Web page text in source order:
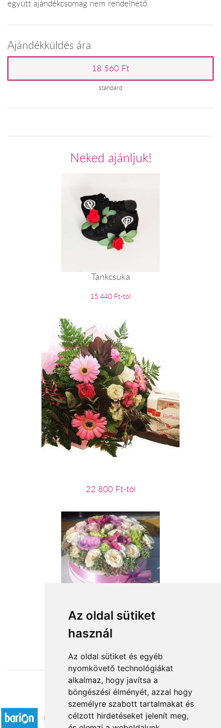
Az oldal sütiket
használ
Az oldal sütiket és egyéb
nyomkövető technológiákat
alkalmaz, hogy javítsa a
böngészési élményét, azzal hogy
személyre szabott tartalmakat és
célzott hirdetéseket jelenít meg,
együtt ajándékcsomag nem rendelhető.
Ajándékküldés ára
18 560 Ft
standard
Neked ajánljuk!
Tankcsuka
15 440 Ft-tól
22 800 Ft-tól
Érj hozzám!
29 200 Ft-tól
Elfogadott fizetési módok